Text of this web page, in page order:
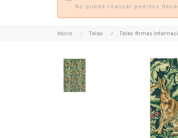
No puede realizar pedidos
Inicio Telas Telas firmas